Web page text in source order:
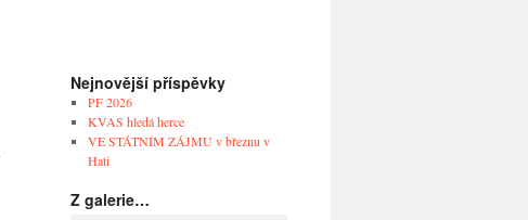
Nejnovější příspěvky
PF 2026
KVAS hledá herce
VE STÁTNÍM ZÁJMU v březnu v
Hati
Z galerie…